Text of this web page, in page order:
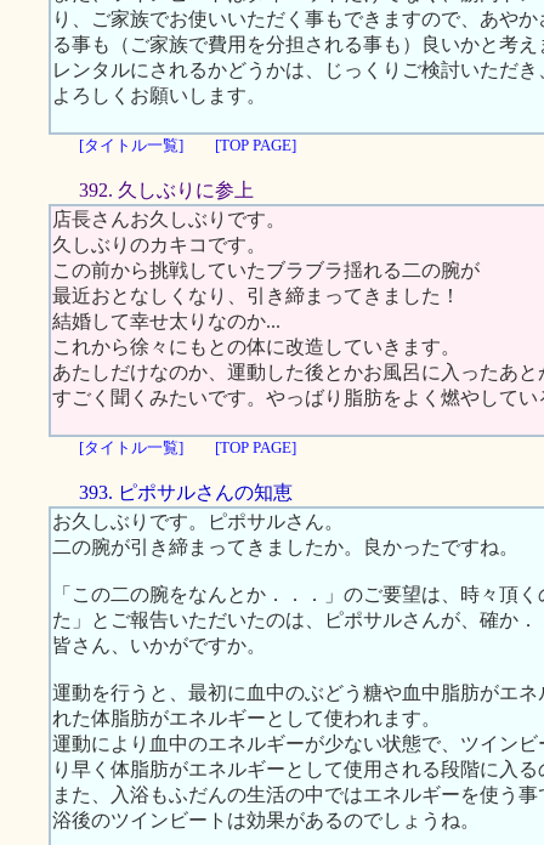
り、ご家族でお使いいただく事もできますので、あや
る事も（ご家族で費用を分担される事も）良いかと考え
レンタルにされるかどうかは、じっくりご検討いただ
よろしくお願いします。
[タイトル一覧] [TOP PAGE]
392. 久しぶりに参上
店長さんお久しぶりです。
久しぶりのカキコです。
この前から挑戦していたブラブラ揺れる二の腕が
最近おとなしくなり、引き締まってきました！
結婚して幸せ太りなのか...
これから徐々にもとの体に改造していきます。
あたしだけなのか、運動した後とかお風呂に入ったあと
すごく聞くみたいです。やっばり脂肪をよく燃やしてい
[タイトル一覧] [TOP PAGE]
393. ピポサルさんの知恵
お久しぶりです。ピポサルさん。
二の腕が引き締まってきましたか。良かったですね。
「この二の腕をなんとか．．．」のご要望は、時々頂
た」とご報告いただいたのは、ピポサルさんが、確か
皆さん、いかがですか。
運動を行うと、最初に血中のぶどう糖や血中脂肪がエ
れた体脂肪がエネルギーとして使われます。
運動により血中のエネルギーが少ない状態で、ツイン
り早く体脂肪がエネルギーとして使用される段階に入
また、入浴もふだんの生活の中ではエネルギーを使う
浴後のツインビートは効果があるのでしょうね。